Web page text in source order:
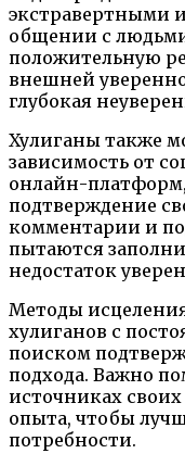
экстравертными
общении с
положительную
внешней
глубокая
Хулиганы также
зависимость от
онлайн-
подтверждение
комментарии и
пытаются
недостаток
Методы
хулиганов с
поиском
подхода. Важно
источниках
опыта, чтобы
потребности.